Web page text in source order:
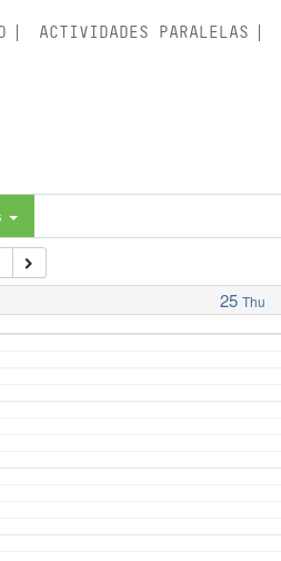
ACTIVIDADES PARALELAS
25 Thu